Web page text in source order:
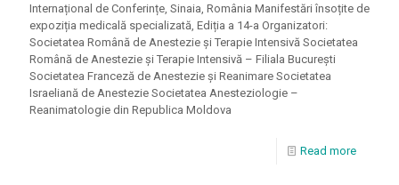
Internațional de Conferințe, Sinaia, România Manifestări însoțite de
expoziția medicală specializată, Ediția a 14-a Organizatori:
Societatea Română de Anestezie şi Terapie Intensivă Societatea
Română de Anestezie şi Terapie Intensivă – Filiala Bucureşti
Societatea Franceză de Anestezie şi Reanimare Societatea
Israeliană de Anestezie Societatea Anesteziologie –
Reanimatologie din Republica Moldova
Read more